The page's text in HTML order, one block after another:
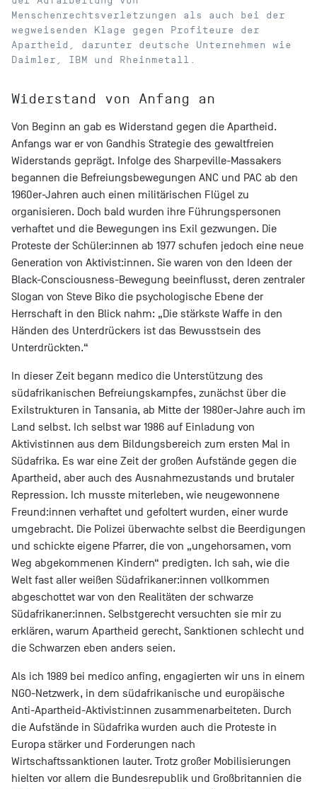
Menschenrechtsverletzungen als auch bei der
wegweisenden Klage gegen Profiteure der
Apartheid, darunter deutsche Unternehmen wie
Daimler, IBM und Rheinmetall.
Widerstand von Anfang an
Von Beginn an gab es Widerstand gegen die Apartheid.
Anfangs war er von Gandhis Strategie des gewaltfreien
Widerstands geprägt. Infolge des Sharpeville-Massakers
begannen die Befreiungsbewegungen ANC und PAC ab den
1960er-Jahren auch einen militärischen Flügel zu
organisieren. Doch bald wurden ihre Führungspersonen
verhaftet und die Bewegungen ins Exil gezwungen. Die
Proteste der Schüler:innen ab 1977 schufen jedoch eine neue
Generation von Aktivist:innen. Sie waren von den Ideen der
Black-Consciousness-Bewegung beeinflusst, deren zentraler
Slogan von Steve Biko die psychologische Ebene der
Herrschaft in den Blick nahm: „Die stärkste Waffe in den
Händen des Unterdrückers ist das Bewusstsein des
Unterdrückten.“
In dieser Zeit begann medico die Unterstützung des
südafrikanischen Befreiungskampfes, zunächst über die
Exilstrukturen in Tansania, ab Mitte der 1980er-Jahre auch im
Land selbst. Ich selbst war 1986 auf Einladung von
Aktivistinnen aus dem Bildungsbereich zum ersten Mal in
Südafrika. Es war eine Zeit der großen Aufstände gegen die
Apartheid, aber auch des Ausnahmezustands und brutaler
Repression. Ich musste miterleben, wie neugewonnene
Freund:innen verhaftet und gefoltert wurden, einer wurde
umgebracht. Die Polizei überwachte selbst die Beerdigungen
und schickte eigene Pfarrer, die von „ungehorsamen, vom
Weg abgekommenen Kindern“ predigten. Ich sah, wie die
Welt fast aller weißen Südafrikaner:innen vollkommen
abgeschottet war von den Realitäten der schwarze
Südafrikaner:innen. Selbstgerecht versuchten sie mir zu
erklären, warum Apartheid gerecht, Sanktionen schlecht und
die Schwarzen eben anders seien.
Als ich 1989 bei medico anfing, engagierten wir uns in einem
NGO-Netzwerk, in dem südafrikanische und europäische
Anti-Apartheid-Aktivist:innen zusammenarbeiteten. Durch
die Aufstände in Südafrika wurden auch die Proteste in
Europa stärker und Forderungen nach
Wirtschaftssanktionen lauter. Trotz großer Mobilisierungen
hielten vor allem die Bundesrepublik und Großbritannien die